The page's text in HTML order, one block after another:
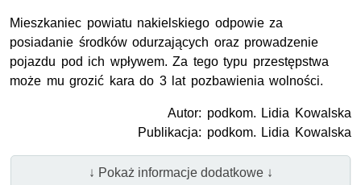
Mieszkaniec powiatu nakielskiego odpowie za
posiadanie środków odurzających oraz prowadzenie
pojazdu pod ich wpływem. Za tego typu przestępstwa
może mu grozić kara do 3 lat pozbawienia wolności.
Autor: podkom. Lidia Kowalska
Publikacja: podkom. Lidia Kowalska
↓ Pokaż informacje dodatkowe ↓